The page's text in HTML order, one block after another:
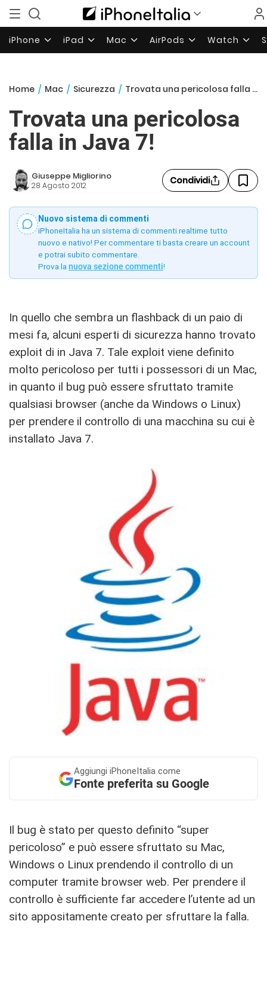
iPhone iPad Mac AirPods Watch
Home / Mac / Sicurezza / Trovata una pericolosa falla in Java 7!
Trovata una pericolosa
falla in Java 7!
Giuseppe Migliorino
28 Agosto 2012 Condividi
Nuovo sistema di commenti
iPhoneItalia ha un sistema di commenti realtime tutto
nuovo e nativo! Per commentare ti basta creare un account
e potrai subito commentare.
Prova la nuova sezione commenti!
In quello che sembra un flashback di un paio di
mesi fa, alcuni esperti di sicurezza hanno trovato
exploit di in Java 7. Tale exploit viene definito
molto pericoloso per tutti i possessori di un Mac,
in quanto il bug può essere sfruttato tramite
qualsiasi browser (anche da Windows o Linux)
per prendere il controllo di una macchina su cui è
installato Java 7.
Aggiungi iPhoneItalia come
Fonte preferita su Google
Il bug è stato per questo definito “super
pericoloso” e può essere sfruttato su Mac,
Windows o Linux prendendo il controllo di un
computer tramite browser web. Per prendere il
controllo è sufficiente far accedere l’utente ad un
sito appositamente creato per sfruttare la falla.